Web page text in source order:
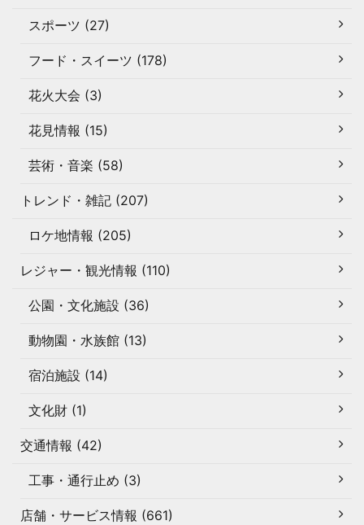
スポーツ (27)
フード・スイーツ (178)
花火大会 (3)
花見情報 (15)
芸術・音楽 (58)
トレンド・雑記 (207)
ロケ地情報 (205)
レジャー・観光情報 (110)
公園・文化施設 (36)
動物園・水族館 (13)
宿泊施設 (14)
文化財 (1)
交通情報 (42)
工事・通行止め (3)
店舗・サービス情報 (661)